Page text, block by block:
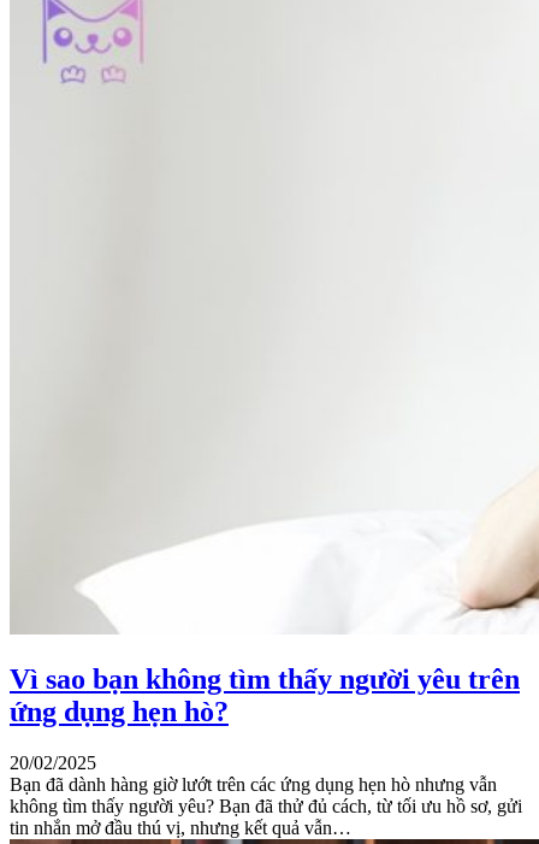
Vì sao bạn không tìm thấy người yêu trên
ứng dụng hẹn hò?
20/02/2025
Bạn đã dành hàng giờ lướt trên các ứng dụng hẹn hò nhưng vẫn
không tìm thấy người yêu? Bạn đã thử đủ cách, từ tối ưu hồ sơ, gửi
tin nhắn mở đầu thú vị, nhưng kết quả vẫn…